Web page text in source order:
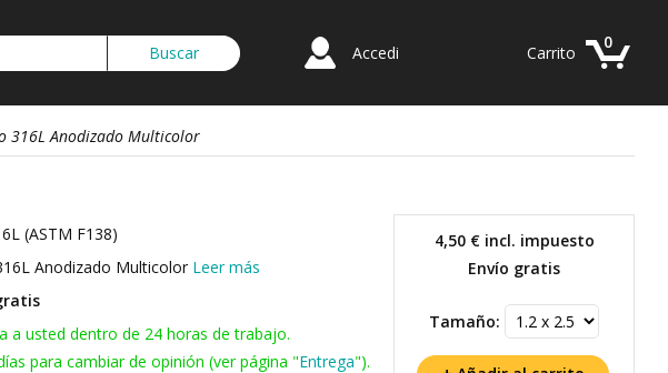
Accedi
0
Carrito
316L Anodizado Multicolor
4,50 €incl. impuesto
Envío gratis
Tamaño:
(ASTM F138)
Anodizado Multicolor Leer más
a usted dentro de 24 horas de trabajo.
para cambiar de opinión (ver página "Entrega").